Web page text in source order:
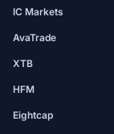
IC Markets
AvaTrade
XTB
HFM
Eightcap